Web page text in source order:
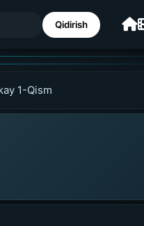
Qidirish
1-Qism